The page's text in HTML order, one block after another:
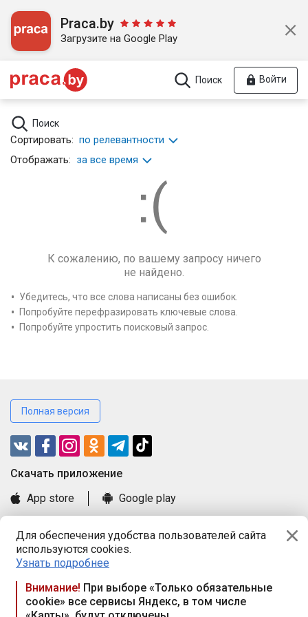
Для обеспечения удобства пользователей сайта
используются cookies.
Узнать подробнее
Внимание! При выборе «Только обязательные
cookie» все сервисы Яндекс, в том числе
Praca.by
Загрузите на Google Play
Поиск Войти
Поиск
Сортировать: по релевантности
Отображать: за все время
К сожалению, по вашему запросу ничего
не найдено.
Убедитесь, что все слова написаны без ошибок.
Попробуйте перефразировать ключевые слова.
Попробуйте упростить поисковый запрос.
Полная версия
Cкачать приложение
App store
Google play
Книга замечаний и предложений
Правила и документы
Praca.by © 2000—2026, ООО «ПРАЦА БАЙ»
Республика Беларусь, 220114, г. Минск, пр-т Независимости
117а, пом. № 9.